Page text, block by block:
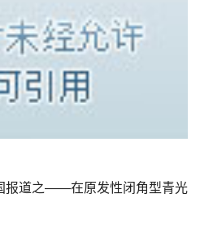
报道之——在原发性闭角型青光